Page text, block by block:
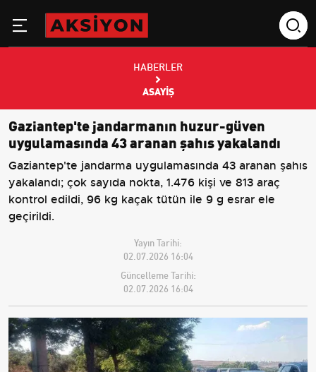
HABERLER
ASAYIŞ
Gaziantep'te jandarmanın huzur-güven
uygulamasında 43 aranan şahıs yakalandı
Gaziantep'te jandarma uygulamasında 43 aranan şahıs
yakalandı; çok sayıda nokta, 1.476 kişi ve 813 araç
kontrol edildi, 96 kg kaçak tütün ile 9 g esrar ele
geçirildi.
Yayın Tarihi:
02.07.2026 16:04
Güncelleme Tarihi:
02.07.2026 16:04